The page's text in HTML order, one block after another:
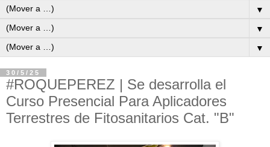
▼
▼
▼
30/5/25
#ROQUEPEREZ | Se desarrolla el
Curso Presencial Para Aplicadores
Terrestres de Fitosanitarios Cat. "B"